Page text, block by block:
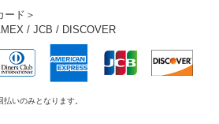
ード＞
/ JCB / DISCOVER
いのみとなります。